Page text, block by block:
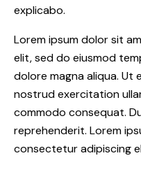
explicabo.
Lorem ipsum dolor sit
elit, sed do eiusmod
dolore magna aliqua. Ut
nostrud exercitation
commodo consequat.
reprehenderit. Lorem
consectetur adipiscing